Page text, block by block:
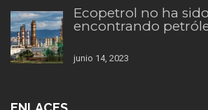
Ecopetrol no ha
encontrando
junio 14, 2023